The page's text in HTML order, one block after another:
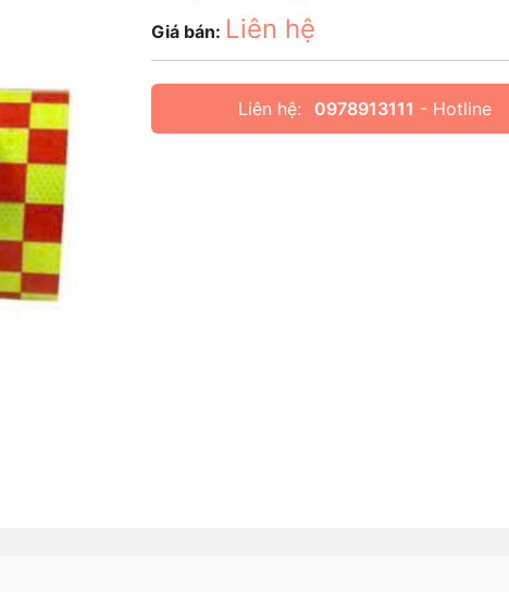
Giá bán: Liên hệ
Liên hệ: 0978913111 - Hotline